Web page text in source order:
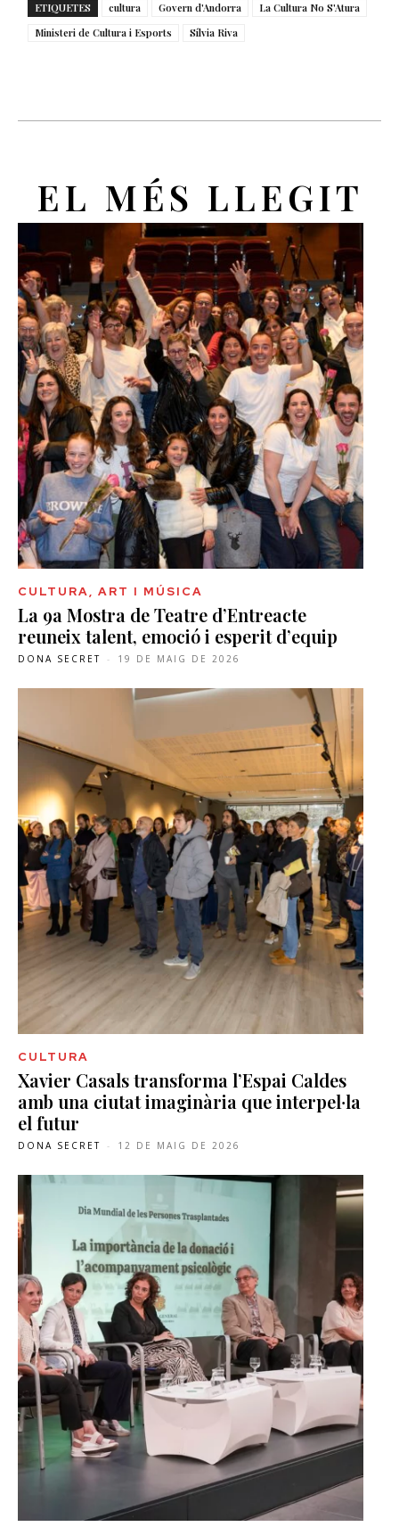
ETIQUETES cultura Govern d'Andorra
La Cultura No S'Atura
Ministeri de Cultura i Esports
Sílvia Riva
EL MÉS LLEGIT
CULTURA, ART I MÚSICA
La 9a Mostra de Teatre d’Entreacte
reuneix talent, emoció i esperit d’equip
DONA SECRET - 19 DE MAIG DE 2026
CULTURA
Xavier Casals transforma l’Espai Caldes
amb una ciutat imaginària que interpel·la
el futur
DONA SECRET - 12 DE MAIG DE 2026